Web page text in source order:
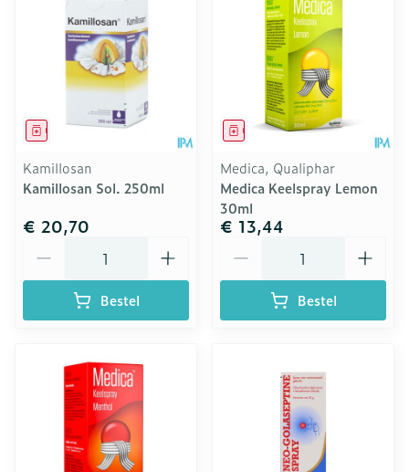
Geneesmiddel
Kamillosan
Kamillosan Sol. 250ml
€ 20,70
Bestel
Geneesmiddel
Medica, Qualiphar
Medica Keelspray Lemon
30ml
€ 13,44
Bestel